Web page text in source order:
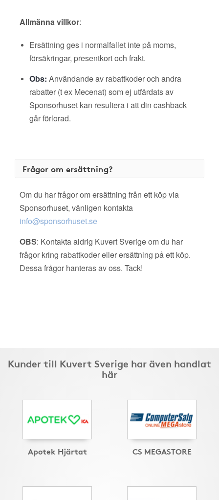
Allmänna villkor:
Ersättning ges i normalfallet inte på moms,
försäkringar, presentkort och frakt.
Obs: Användande av rabattkoder och andra
rabatter (t ex Mecenat) som ej utfärdats av
Sponsorhuset kan resultera i att din cashback
går förlorad.
Frågor om ersättning?
Om du har frågor om ersättning från ett köp via
Sponsorhuset, vänligen kontakta
info@sponsorhuset.se
OBS: Kontakta aldrig Kuvert Sverige om du har
frågor kring rabattkoder eller ersättning på ett köp.
Dessa frågor hanteras av oss. Tack!
Kunder till Kuvert Sverige har även handlat
här
Apotek Hjärtat CS MEGASTORE